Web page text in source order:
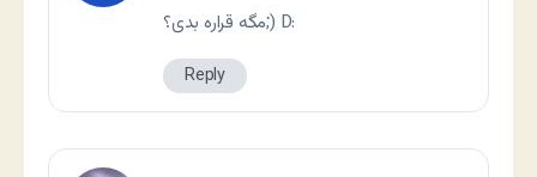
مگه قراره بدی؟;) D:
Reply